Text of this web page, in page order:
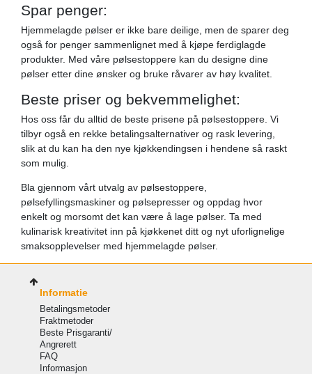
Spar penger:
Hjemmelagde pølser er ikke bare deilige, men de sparer deg
også for penger sammenlignet med å kjøpe ferdiglagde
produkter. Med våre pølsestoppere kan du designe dine
pølser etter dine ønsker og bruke råvarer av høy kvalitet.
Beste priser og bekvemmelighet:
Hos oss får du alltid de beste prisene på pølsestoppere. Vi
tilbyr også en rekke betalingsalternativer og rask levering,
slik at du kan ha den nye kjøkkendingsen i hendene så raskt
som mulig.
Bla gjennom vårt utvalg av pølsestoppere,
pølsefyllingsmaskiner og pølsepresser og oppdag hvor
enkelt og morsomt det kan være å lage pølser. Ta med
kulinarisk kreativitet inn på kjøkkenet ditt og nyt uforlignelige
smaksopplevelser med hjemmelagde pølser.
Informatie
Betalingsmetoder
Fraktmetoder
Beste Prisgaranti/
Angrerett
FAQ
Informasjon